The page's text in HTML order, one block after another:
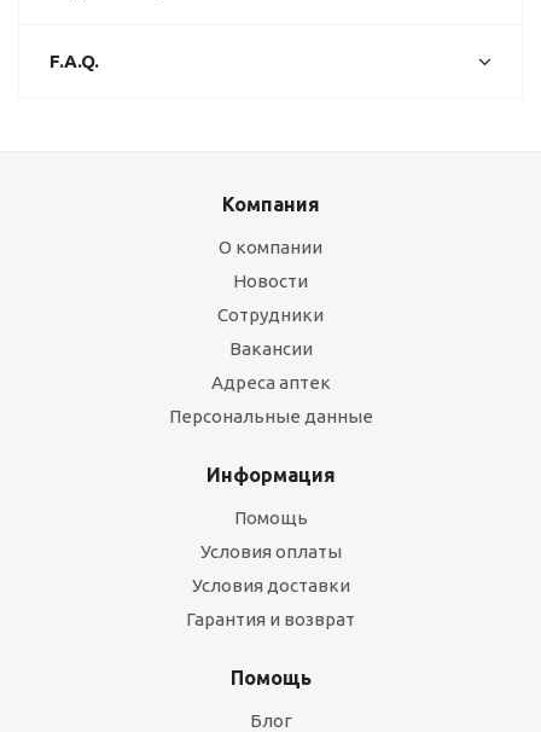
F.A.Q.
Компания
О компании
Новости
Сотрудники
Вакансии
Адреса аптек
Персональные данные
Информация
Помощь
Условия оплаты
Условия доставки
Гарантия и возврат
Помощь
Блог